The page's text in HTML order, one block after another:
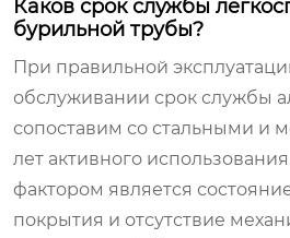
Каков срок службы
бурильной трубы?
При правильной
обслуживании срок службы
сопоставим со стальными и
лет активного
фактором является
покрытия и отсутствие